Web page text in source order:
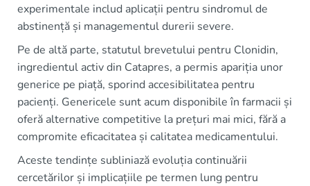
experimentale includ aplicații pentru sindromul de
abstinență și managementul durerii severe.
Pe de altă parte, statutul brevetului pentru Clonidin,
ingredientul activ din Catapres, a permis apariția unor
generice pe piață, sporind accesibilitatea pentru
pacienți. Genericele sunt acum disponibile în farmacii și
oferă alternative competitive la prețuri mai mici, fără a
compromite eficacitatea și calitatea medicamentului.
Aceste tendințe subliniază evoluția continuării
cercetărilor și implicațiile pe termen lung pentru